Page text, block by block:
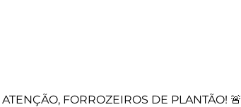
ATENÇÃO, FORROZEIROS DE PLANTÃO! 🚨